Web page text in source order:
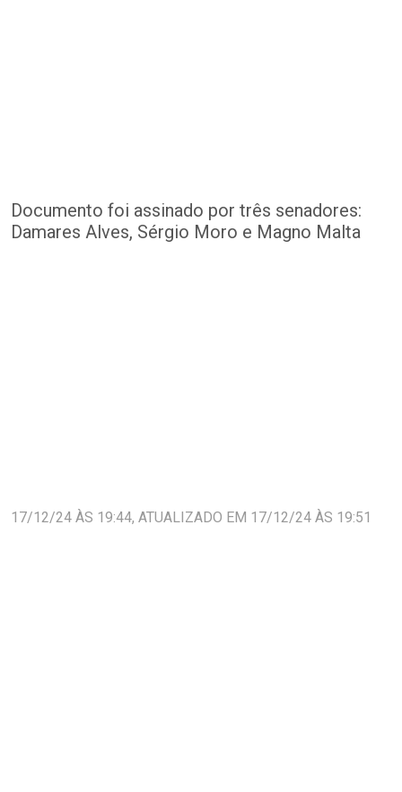
Documento foi assinado por três senadores:
Damares Alves, Sérgio Moro e Magno Malta
17/12/24 ÀS 19:44, ATUALIZADO EM 17/12/24 ÀS 19:51